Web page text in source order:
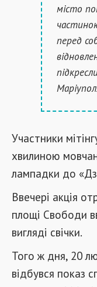
місто
перед
Участники
хвилиною
лампадки до
Ввечері акція
площі Свободи
вигляді свічки.
Того ж дня, 20
відбувся показ